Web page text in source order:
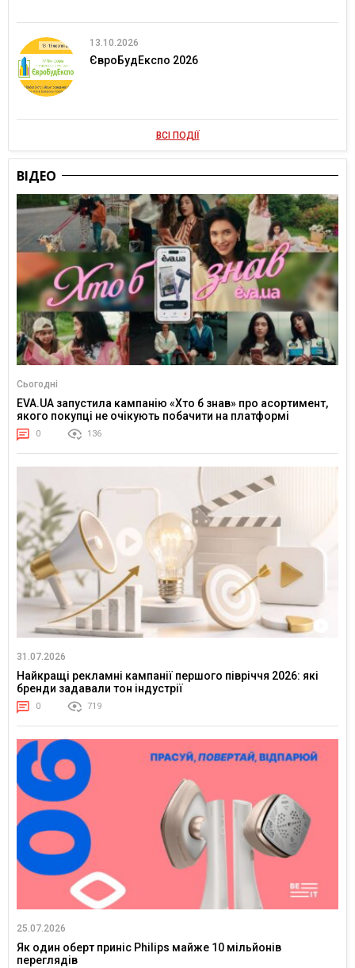
13.10.2026
ЄвроБудЕкспо 2026
ВСІ ПОДІЇ
ВІДЕО
Сьогодні
EVA.UA запустила кампанію «Хто б знав» про асортимент,
якого покупці не очікують побачити на платформі
0 136
31.07.2026
Найкращі рекламні кампанії першого півріччя 2026: які
бренди задавали тон індустрії
0 719
25.07.2026
Як один оберт приніс Philips майже 10 мільйонів
переглядів